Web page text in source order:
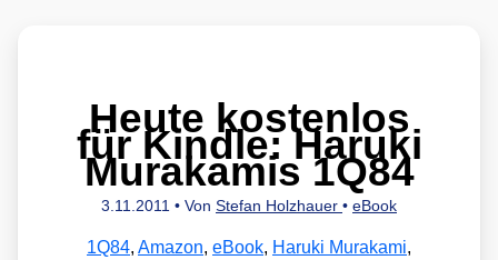
Heute kostenlos
für Kindle: Haruki
Murakamis 1Q84
3.11.2011 • Von Stefan Holzhauer • eBook
1Q84, Amazon, eBook, Haruki Murakami,